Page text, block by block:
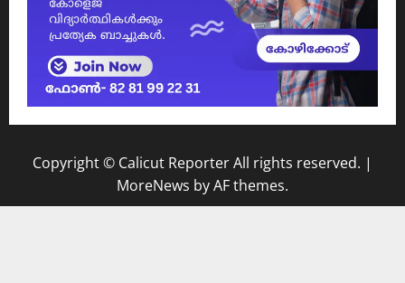
Copyright © Calicut Reporter All rights reserved. |
MoreNews by AF themes.